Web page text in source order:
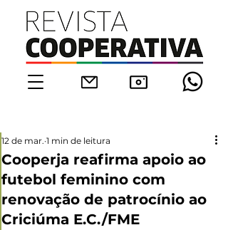
Cooperja reafirma apoio ao
futebol feminino com
renovação de patrocínio ao
Criciúma E.C./FME
12 de mar. 1 min de leitura